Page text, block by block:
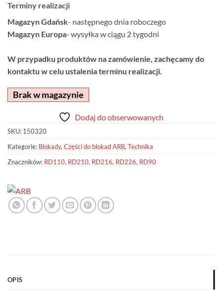
Terminy realizacji
Magazyn Gdańsk- następnego dnia roboczego
Magazyn Europa- wysyłka w ciągu 2 tygodni
W przypadku produktów na zamówienie, zachęcamy do
kontaktu w celu ustalenia terminu realizacji.
Brak w magazynie
Dodaj do obserwowanych
SKU: 150320
Kategorie: Blokady, Części do blokad ARB, Technika
Znaczników: RD110, RD210, RD216, RD226, RD90
OPIS